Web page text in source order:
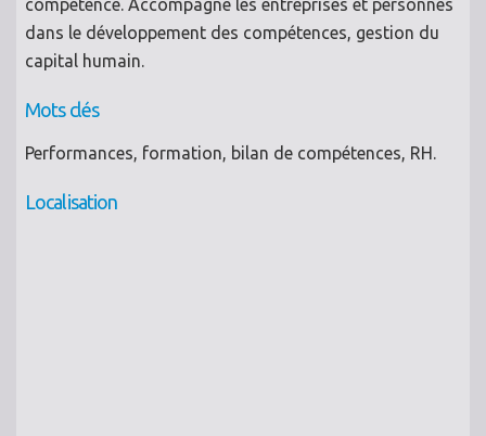
dans le développement des compétences, gestion du
capital humain.
Mots clés
Performances, formation, bilan de compétences, RH.
Localisation